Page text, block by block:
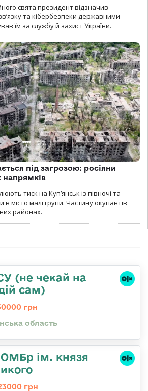
свята президент відзначив
та кібербезпеки державними
їм за службу й захист України.
під загрозою: росіяни
напрямків
тиск на Куп’янськ із півночі та
місто малі групи. Частину окупантів
районах.
(не чекай на
сам)
грн
область
ім. князя
грн